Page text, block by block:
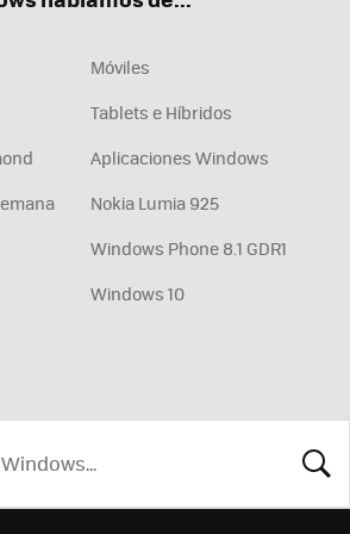
Móviles
Tablets e Híbridos
Aplicaciones Windows
Nokia Lumia 925
Windows Phone 8.1 GDR1
Windows 10